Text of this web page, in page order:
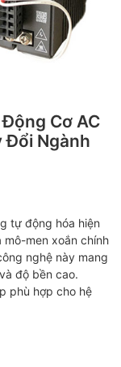
Cơ AC
Đổi Ngành
tự động hóa hiện
men xoắn chính
nghệ này mang
độ bền cao.
phù hợp cho hệ